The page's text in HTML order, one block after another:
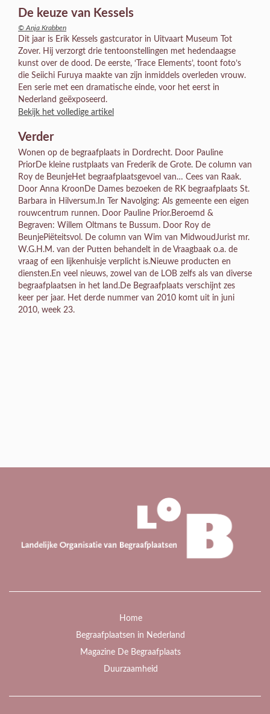
De keuze van Kessels
© Anja Krabben
Dit jaar is Erik Kessels gastcurator in Uitvaart Museum Tot
Zover. Hij verzorgt drie tentoonstellingen met hedendaagse
kunst over de dood. De eerste, ‘Trace Elements’, toont foto’s
die Seiichi Furuya maakte van zijn inmiddels overleden vrouw.
Een serie met een dramatische einde, voor het eerst in
Nederland geëxposeerd.
Bekijk het volledige artikel
Verder
Wonen op de begraafplaats in Dordrecht. Door Pauline
PriorDe kleine rustplaats van Frederik de Grote. De column van
Roy de BeunjeHet begraafplaatsgevoel van… Cees van Raak.
Door Anna KroonDe Dames bezoeken de RK begraafplaats St.
Barbara in Hilversum.In Ter Navolging: Als gemeente een eigen
rouwcentrum runnen. Door Pauline Prior.Beroemd &
Begraven: Willem Oltmans te Bussum. Door Roy de
BeunjePiëteitsvol. De column van Wim van MidwoudJurist mr.
W.G.H.M. van der Putten behandelt in de Vraagbaak o.a. de
vraag of een lijkenhuisje verplicht is.Nieuwe producten en
diensten.En veel nieuws, zowel van de LOB zelfs als van diverse
begraafplaatsen in het land.De Begraafplaats verschijnt zes
keer per jaar. Het derde nummer van 2010 komt uit in juni
2010, week 23.
Home
Begraafplaatsen in Nederland
Magazine De Begraafplaats
Duurzaamheid